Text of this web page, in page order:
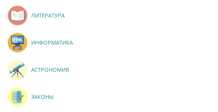
ЛИТЕРАТУРА
ИНФОРМАТИКА
АСТРОНОМИЯ
ЗАКОНЫ